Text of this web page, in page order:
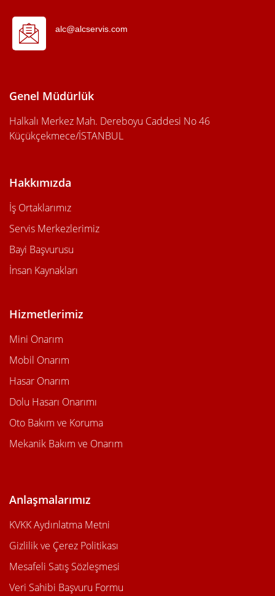
alc@alcservis.com
Genel Müdürlük
Halkalı Merkez Mah. Dereboyu Caddesi No 46
Küçükçekmece/İSTANBUL
Hakkımızda
İş Ortaklarımız
Servis Merkezlerimiz
Bayi Başvurusu
İnsan Kaynakları
Hizmetlerimiz
Mini Onarım
Mobil Onarım
Hasar Onarım
Dolu Hasarı Onarımı
Oto Bakım ve Koruma
Mekanik Bakım ve Onarım
Anlaşmalarımız
KVKK Aydınlatma Metni
Gizlilik ve Çerez Politikası
Mesafeli Satış Sözleşmesi
Veri Sahibi Başvuru Formu